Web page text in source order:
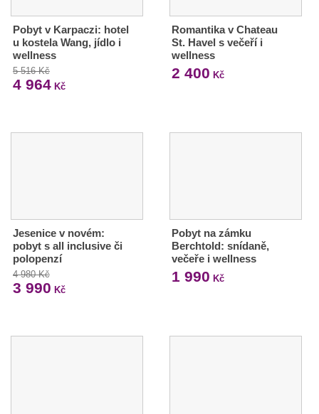
Pobyt v Karpaczi: hotel
u kostela Wang, jídlo i
wellness
5 516 Kč
4 964 Kč
Romantika v Chateau
St. Havel s večeří i
wellness
2 400 Kč
Jesenice v novém:
pobyt s all inclusive či
polopenzí
4 980 Kč
3 990 Kč
Pobyt na zámku
Berchtold: snídaně,
večeře i wellness
1 990 Kč